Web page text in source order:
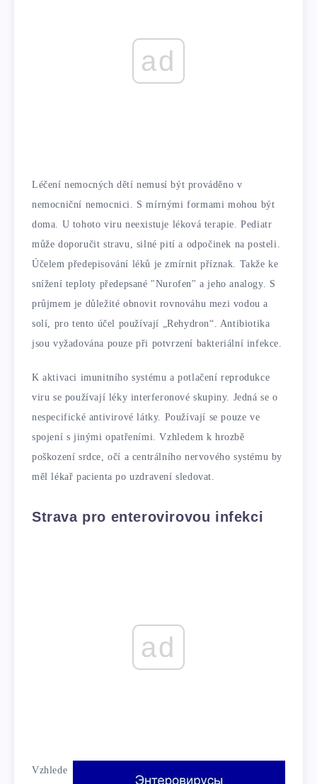
ad
Léčení nemocných dětí nemusí být prováděno v
nemocniční nemocnici. S mírnými formami mohou být
doma. U tohoto viru neexistuje léková terapie. Pediatr
může doporučit stravu, silné pití a odpočinek na posteli.
Účelem předepisování léků je zmírnit příznak. Takže ke
snížení teploty předepsané "Nurofen" a jeho analogy. S
průjmem je důležité obnovit rovnováhu mezi vodou a
solí, pro tento účel používají „Rehydron“. Antibiotika
jsou vyžadována pouze při potvrzení bakteriální infekce.
K aktivaci imunitního systému a potlačení reprodukce
viru se používají léky interferonové skupiny. Jedná se o
nespecifické antivirové látky. Používají se pouze ve
spojení s jinými opatřeními. Vzhledem k hrozbě
poškození srdce, očí a centrálního nervového systému by
měl lékař pacienta po uzdravení sledovat.
Strava pro enterovirovou infekci
ad
Vzhlede